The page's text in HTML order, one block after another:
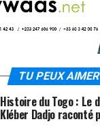
TU PEUX AIMER
Histoire du Togo : Le
Kléber Dadjo raconté